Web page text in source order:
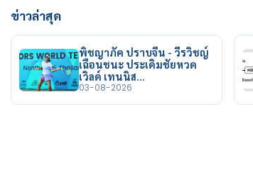
ข่าวล่าสุด
พิชญาภัค ปราบจีน - วีรวิชญ์
เฉือนชนะ ประเดิมชัยหวด
เวิลด์ เทนนิส…
03-08-2026